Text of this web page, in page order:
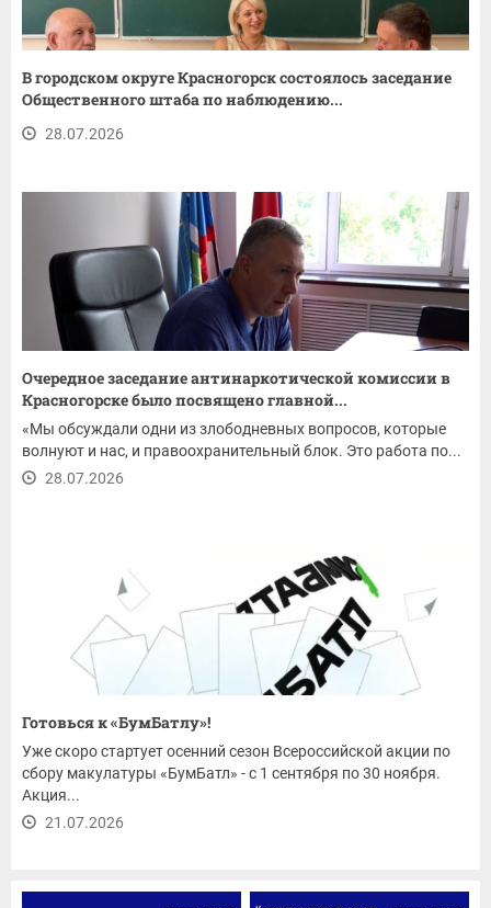
В городском округе Красногорск состоялось заседание
Общественного штаба по наблюдению...
28.07.2026
Очередное заседание антинаркотической комиссии в
Красногорске было посвящено главной...
«Мы обсуждали одни из злободневных вопросов, которые
волнуют и нас, и правоохранительный блок. Это работа по...
28.07.2026
Готовься к «БумБатлу»!
Уже скоро стартует осенний сезон Всероссийской акции по
сбору макулатуры «БумБатл» - с 1 сентября по 30 ноября.
Акция...
21.07.2026